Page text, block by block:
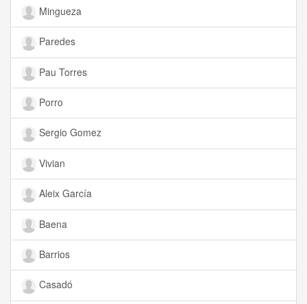
Mingueza
Paredes
Pau Torres
Porro
Sergio Gomez
Vivian
Aleix García
Baena
Barrios
Casadó